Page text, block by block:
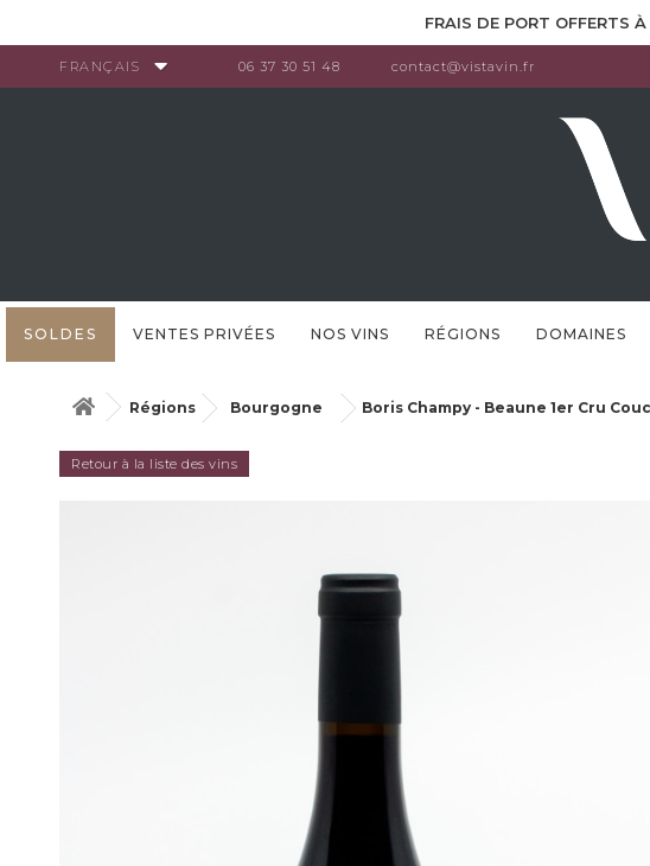
FRAIS DE PORT OFFERTS
FRANÇAIS 06 37 30 51 48 contact@vistavin.fr
SOLDES VENTES PRIVÉES NOS VINS RÉGIONS DOMAINES
Régions Bourgogne Boris Champy - Beaune 1er Cru
Retour à la liste des vins